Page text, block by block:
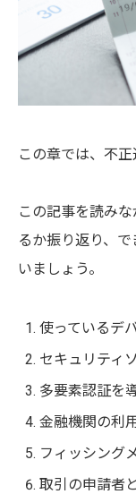
この章では、不正
この記事を読み
るか振り返り、
いましょう。
使っているデ
セキュリティ
多要素認証を
金融機関の利
フィッシング
取引の申請者